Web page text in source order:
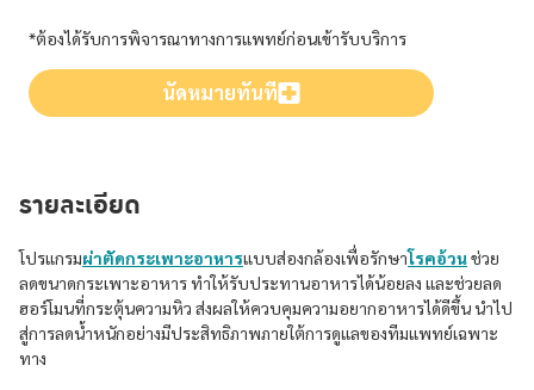
*ต้องได้รับการพิจารณาทางการแพทย์ก่อนเข้ารับบริการ
นัดหมายทันที
รายละเอียด
โปรแกรมผ่าตัดกระเพาะอาหารแบบส่องกล้องเพื่อรักษาโรคอ้วนช่วย
ลดขนาดกระเพาะอาหาร ทำให้รับประทานอาหารได้น้อยลง และช่วยลด
ฮอร์โมนที่กระตุ้นความหิว ส่งผลให้ควบคุมความอยากอาหารได้ดีขึ้น นำไป
สู่การลดน้ำหนักอย่างมีประสิทธิภาพภายใต้การดูแลของทีมแพทย์เฉพาะ
ทาง